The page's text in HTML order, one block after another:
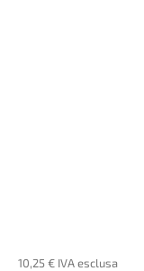
10,25 € IVA esclusa